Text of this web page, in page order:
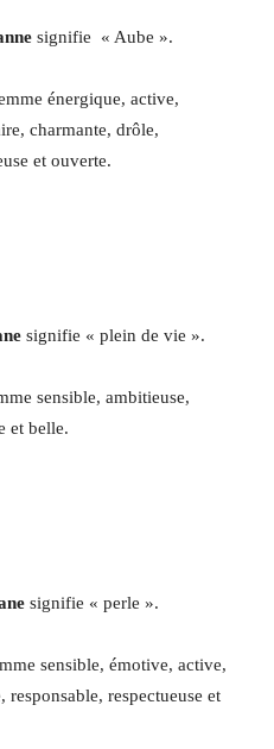
signifie « Aube ».
énergique, active,
charmante, drôle,
et ouverte.
signifie « plein de vie ».
sensible, ambitieuse,
et belle.
signifie « perle ».
sensible, émotive, active,
respectueuse et